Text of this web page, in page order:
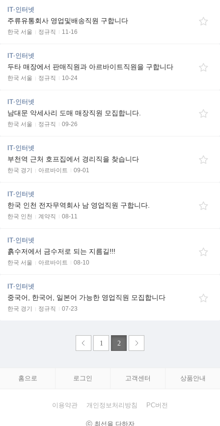
IT·인터넷
주류유통회사 영업및배송직원 구합니다
한국 서울 정규직 11-16
IT·인터넷
두타 매장에서 판매직원과 아르바이트직원을 구합니다
한국 서울 정규직 10-24
IT·인터넷
남대문 악세사리 도매 매장직원 모집합니다.
한국 서울 정규직 09-26
IT·인터넷
부천역 근처 호프집에서 경리직을 찾습니다
한국 경기 아르바이트 09-01
IT·인터넷
한국 인천 전자무역회사 남 영업직원 구합니다.
한국 인천 계약직 08-11
IT·인터넷
흙수저에서 금수저로 되는 지름길!!!
한국 서울 아르바이트 08-10
IT·인터넷
중국어, 한국어, 일본어 가능한 영업직원 모집합니다
한국 경기 정규직 07-23
1 2
홈으로 로그인 고객센터 상품안내
이용약관 개인정보처리방침 PC버전
ⓒ 최선을 다하자